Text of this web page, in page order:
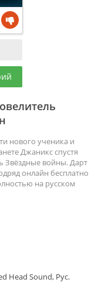
нового ученика и
Джаникс спустя
Звёздные войны. Дарт
онлайн бесплатно
на русском
Head Sound, Рус.